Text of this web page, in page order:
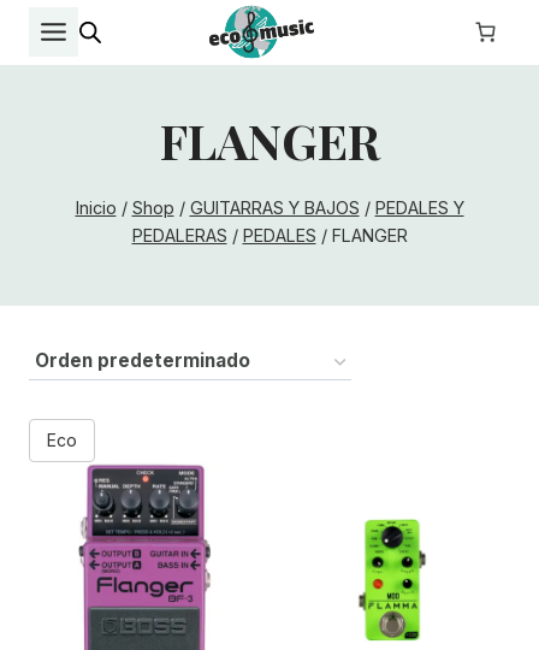
FLANGER
Inicio / Shop / GUITARRAS Y BAJOS / PEDALES Y
PEDALERAS / PEDALES / FLANGER
Eco